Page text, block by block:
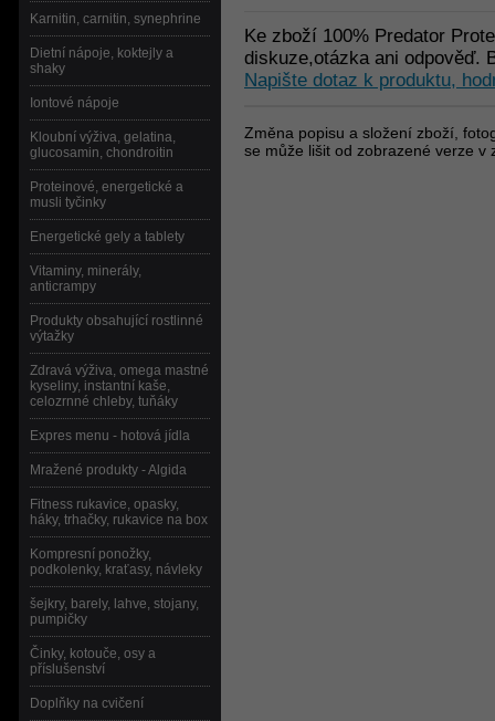
Ke zboží 100% Predator
diskuze,otázka ani odpověď.
Napište dotaz k produktu,
Změna popisu a složení zboží,
se může lišit od zobrazené verze
Karnitin, carnitin, synephrine
Dietní nápoje, koktejly a
shaky
Iontové nápoje
Kloubní výživa, gelatina,
glucosamin, chondroitin
Proteinové, energetické a
musli tyčinky
Energetické gely a tablety
Vitaminy, minerály,
anticrampy
Produkty obsahující rostlinné
výtažky
Zdravá výživa, omega mastné
kyseliny, instantní kaše,
celozrnné chleby, tuňáky
Expres menu - hotová jídla
Mražené produkty - Algida
Fitness rukavice, opasky,
háky, trhačky, rukavice na box
Kompresní ponožky,
podkolenky, kraťasy, návleky
šejkry, barely, lahve, stojany,
pumpičky
Činky, kotouče, osy a
příslušenství
Doplňky na cvičení